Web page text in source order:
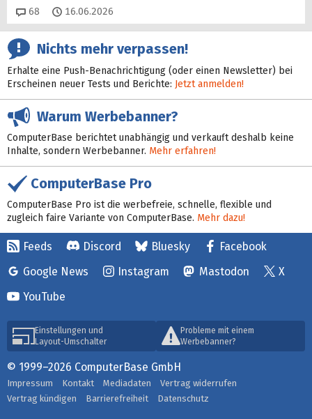
68 Kommentare
16.06.2026
Nichts mehr verpassen!
Erhalte eine Push-Benachrichtigung (oder einen Newsletter) bei
Erscheinen neuer Tests und Berichte: Jetzt anmelden!
Warum Werbebanner?
ComputerBase berichtet unabhängig und verkauft deshalb keine
Inhalte, sondern Werbebanner. Mehr erfahren!
ComputerBase Pro
ComputerBase Pro ist die werbefreie, schnelle, flexible und
zugleich faire Variante von ComputerBase. Mehr dazu!
Feeds Discord Bluesky
Facebook
Google News
Instagram Mastodon
X
YouTube
Einstellungen und
Layout-Umschalter
Probleme mit einem
Werbebanner?
© 1999–2026 ComputerBase GmbH
Impressum Kontakt Mediadaten
Vertrag widerrufen
Vertrag kündigen
Barrierefreiheit Datenschutz